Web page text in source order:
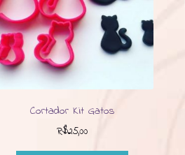
Cortador Kit Gatos
R$25,00